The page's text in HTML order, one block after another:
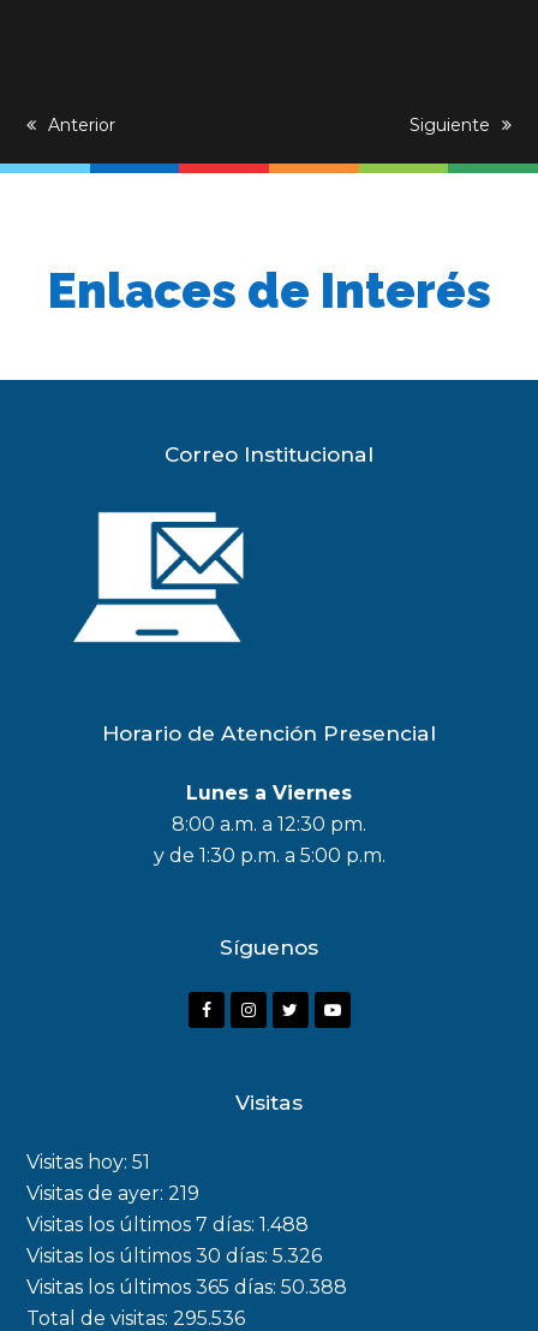
previous
Anterior
next
Siguiente
Enlaces de Interés
Correo Institucional
Horario de Atención Presencial
Lunes a Viernes
8:00 a.m. a 12:30 pm.
y de 1:30 p.m. a 5:00 p.m.
Síguenos
F
o
k
I
a
m
r
Y
Visitas
Visitas hoy:51
Visitas de ayer:219
Visitas los últimos 7 días:1.488
Visitas los últimos 30 días:5.326
Visitas los últimos 365 días:50.388
Total de visitas:295.536